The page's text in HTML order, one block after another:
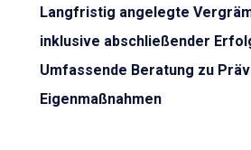
Langfristig angelegte
inklusive abschließender
Umfassende Beratung zu
Eigenmaßnahmen